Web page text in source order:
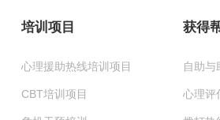
培训项目
心理援助热线培训项目
CBT培训项目
获得
自助与
心理评